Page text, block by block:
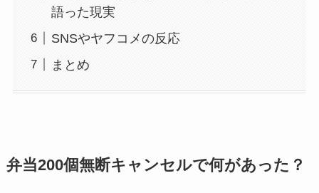
語った現実
SNSやヤフコメの反応
まとめ
弁当200個無断キャンセルで何があった？